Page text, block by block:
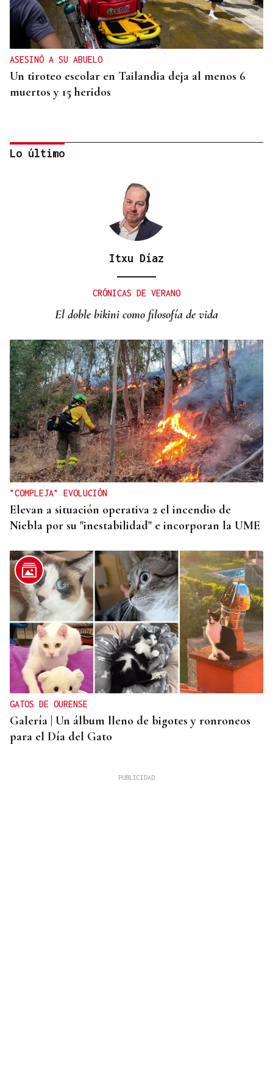
ASESINÓ A SU ABUELO
Un tiroteo escolar en Tailandia deja al menos 6
muertos y 15 heridos
El Congreso debatirá si España debe replantearse
humanitaria de Ceuta
Lo último
Itxu Díaz
CRÓNICAS DE VERANO
El doble bikini como filosofía de vida
"COMPLEJA" EVOLUCIÓN
Elevan a situación operativa 2 el incendio de
Niebla por su "inestabilidad" e incorporan la UME
GATOS DE OURENSE
Galería | Un álbum lleno de bigotes y ronroneos
para el Día del Gato